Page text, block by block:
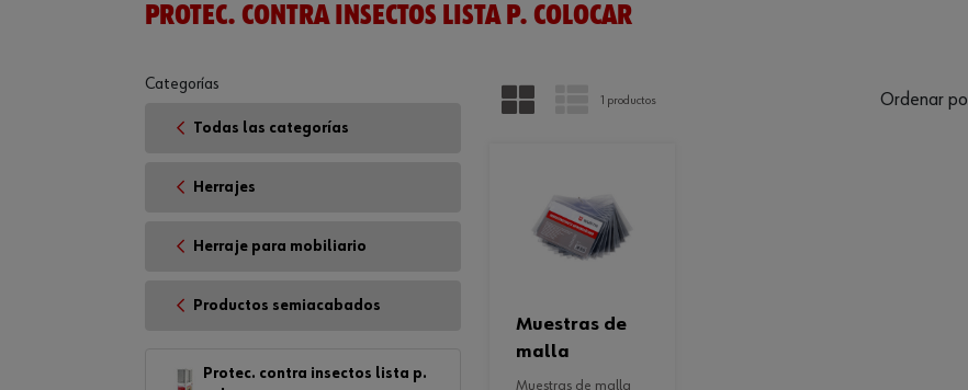
PROTEC. CONTRA INSECTOS LISTA P. COLOCAR
PARRILLA LISTA
1 productos Ordenar
muestras de
malla
muestras de malla
Categorías
Todas las categorías
Herrajes
Herraje para mobiliario
Productos semiacabados
Protec. contra insectos lista p.